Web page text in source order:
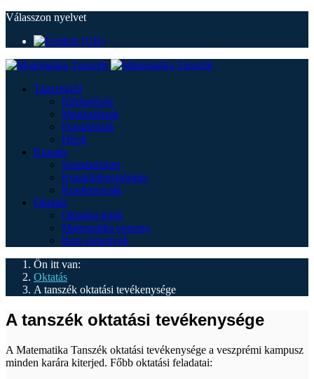
Válasszon nyelvet
Tanszékről
Elérhetőség
Munkatársak
Fogadóórák
Hírek
Kutatás
Szeminárium
Kutatólaboratórium
Konferenciák
Oktatás
Oktatási hírek
Matematika verseny
Kari versenyek
Ön itt van:
Oktatás
A tanszék oktatási tevékenysége
A tanszék oktatási tevékenysége
A Matematika Tanszék oktatási tevékenysége a veszprémi kampusz
minden karára kiterjed. Főbb oktatási feladatai: